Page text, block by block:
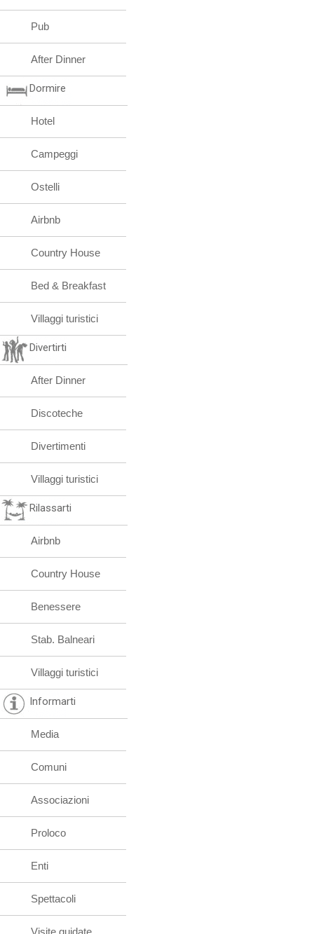
Pub
After Dinner
Dormire
Hotel
Campeggi
Ostelli
Airbnb
Country House
Bed & Breakfast
Villaggi turistici
Divertirti
After Dinner
Discoteche
Divertimenti
Villaggi turistici
Rilassarti
Airbnb
Country House
Benessere
Stab. Balneari
Villaggi turistici
Informarti
Media
Comuni
Associazioni
Proloco
Enti
Spettacoli
Visite guidate